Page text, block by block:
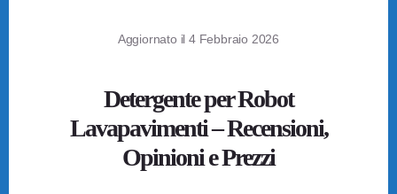
Aggiornato il4 Febbraio 2026
Detergente per Robot
Lavapavimenti – Recensioni,
Opinioni e Prezzi